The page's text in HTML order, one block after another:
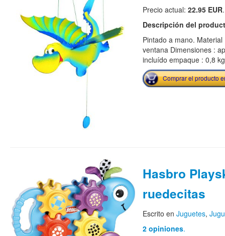
Precio actual: 22.95 EUR.
Descripción del
Pintado a mano.
ventana Dimensiones :
incluído empaque : 0,8 kg
Comprar el producto
Hasbro
ruedecitas
Escrito en Juguetes,
2 opiniones.